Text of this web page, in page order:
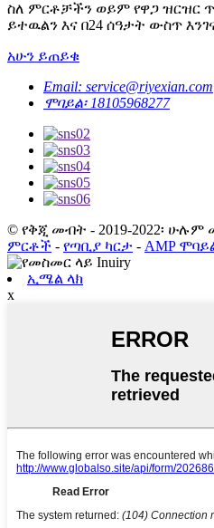
ስለ ምርቶቻችን ወይም የዋጋ ዝርዝር
ይተዉልን እና በ24 ሰዓታት ውስጥ
አሁን ይጠይቁ
Email: service@riyexian.com
ሞባይል፡ 18105968277
© የቅጂ መብት - 2019-2022፡
ምርቶች - የጣቢያ ካርታ - AMP
ኢሜል ላክ
x